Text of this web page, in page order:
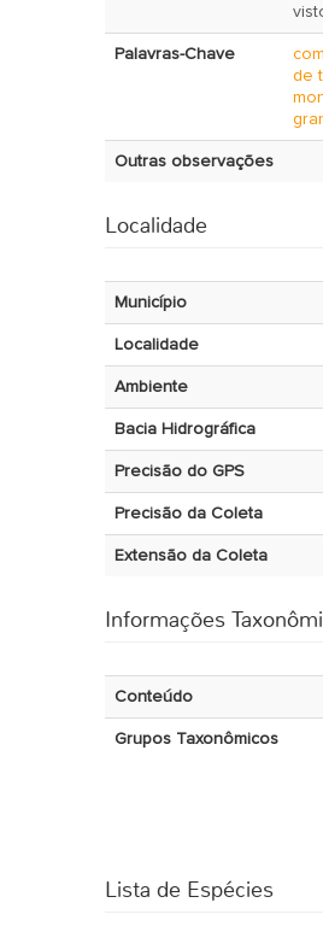
Palavras-Chave
de
Outras observações
Localidade
Município
Localidade
Ambiente
Bacia Hidrográfica
Precisão do GPS
Precisão da Coleta
Extensão da Coleta
Informações
Conteúdo
Grupos Taxonômicos
Lista de Espécies